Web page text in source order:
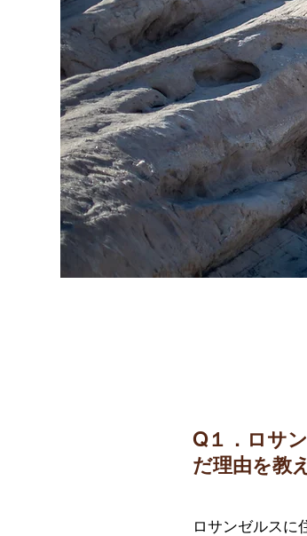
Q１．ロサ
だ理由を教
ロサンゼルスに